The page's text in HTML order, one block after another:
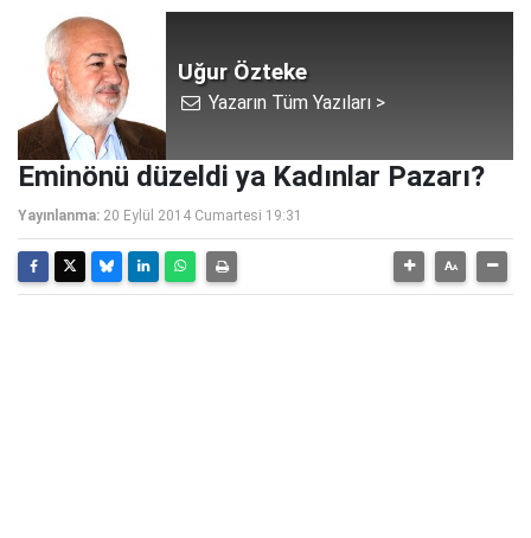
Uğur Özteke
Yazarın Tüm Yazıları >
Eminönü düzeldi ya Kadınlar Pazarı?
Yayınlanma: 20 Eylül 2014 Cumartesi 19:31